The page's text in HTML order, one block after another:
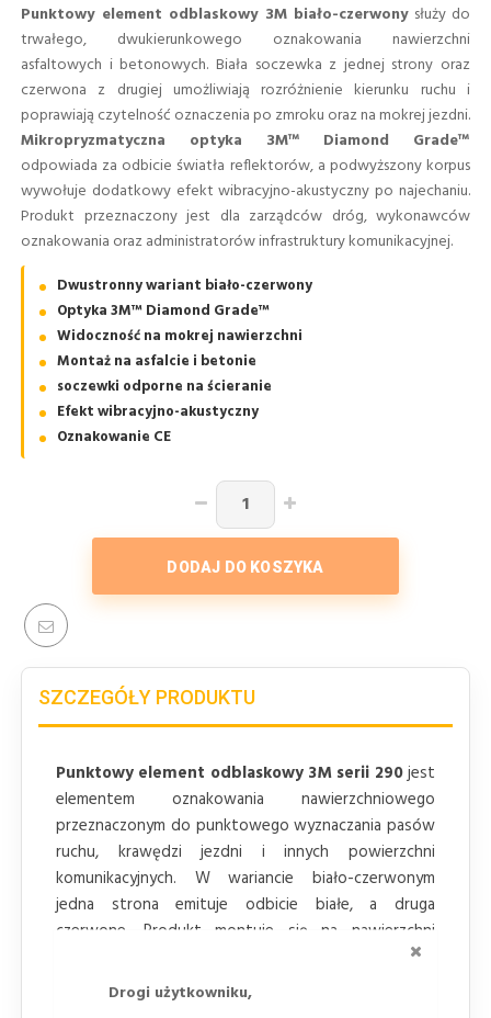
Drogi użytkowniku,
Punktowy element odblaskowy 3M biało-czerwonysłuży do
trwałego, dwukierunkowego oznakowania nawierzchni
asfaltowych i betonowych. Biała soczewka z jednej strony oraz
czerwona z drugiej umożliwiają rozróżnienie kierunku ruchu i
poprawiają czytelność oznaczenia po zmroku oraz na mokrej jezdni.
Mikropryzmatyczna optyka 3M™ Diamond Grade™
odpowiada za odbicie światła reflektorów, a podwyższony korpus
wywołuje dodatkowy efekt wibracyjno-akustyczny po najechaniu.
Produkt przeznaczony jest dla zarządców dróg, wykonawców
oznakowania oraz administratorów infrastruktury komunikacyjnej.
Dwustronny wariant biało-czerwony
Optyka 3M™ Diamond Grade™
Widoczność na mokrej nawierzchni
Montaż na asfalcie i betonie
soczewki odporne na ścieranie
Efekt wibracyjno-akustyczny
Oznakowanie CE
DODAJ DO KOSZYKA
SZCZEGÓŁY PRODUKTU
Punktowy element odblaskowy 3M serii 290jest
elementem oznakowania nawierzchniowego
przeznaczonym do punktowego wyznaczania pasów
ruchu, krawędzi jezdni i innych powierzchni
komunikacyjnych. W wariancie biało-czerwonym
jedna strona emituje odbicie białe, a druga
czerwone. Produkt montuje się na nawierzchni
asfaltowej lub betonowej jako uzupełnienie
oznakowania poziomego i element prowadzenia